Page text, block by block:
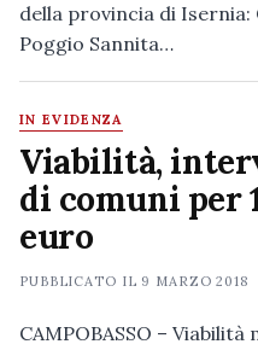
della provincia di Isernia:
Poggio Sannita…
IN EVIDENZA
Viabilità,
di comuni per
euro
PUBBLICATO IL 9 MARZO 2018
CAMPOBASSO –